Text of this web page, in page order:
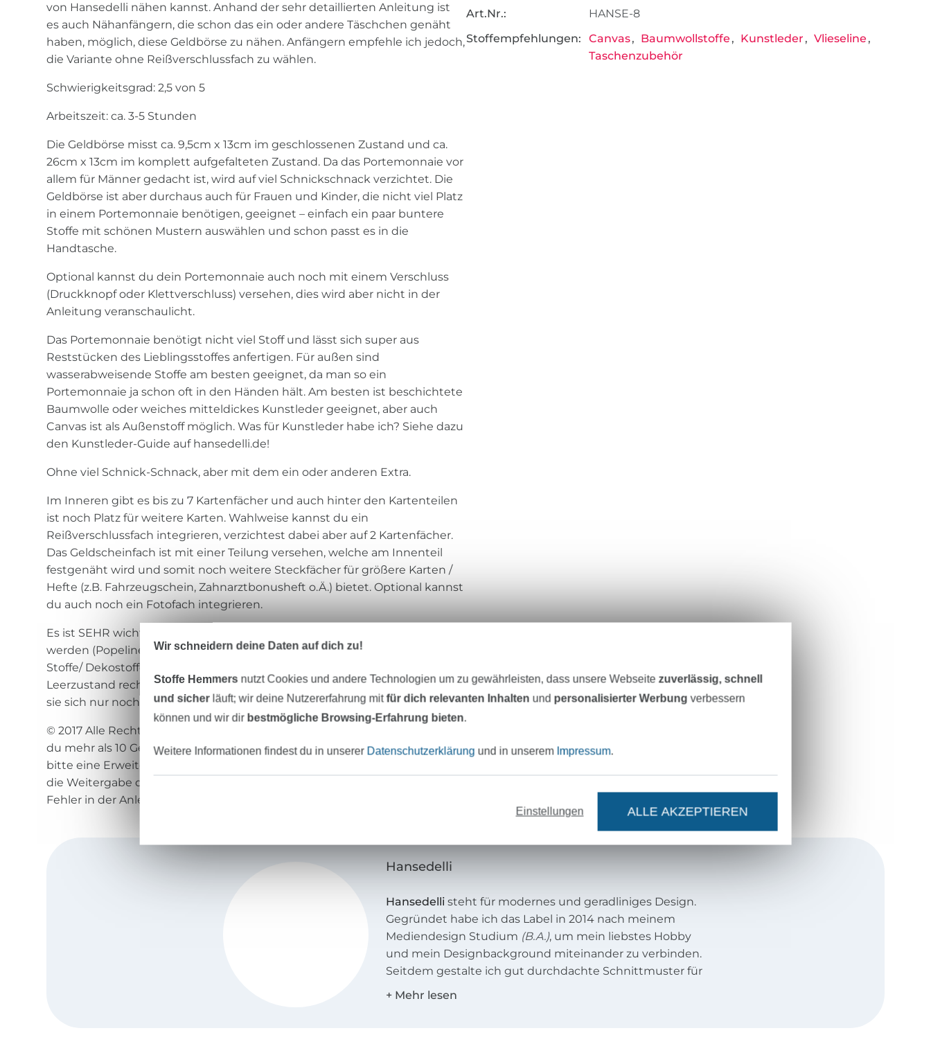
von Hansedelli nähen kannst. Anhand der sehr detaillierten Anleitung ist
es auch Nähanfängern, die schon das ein oder andere Täschchen genäht
haben, möglich, diese Geldbörse zu nähen. Anfängern empfehle ich jedoch,
die Variante ohne Reißverschlussfach zu wählen.
Schwierigkeitsgrad: 2,5 von 5
Arbeitszeit: ca. 3-5 Stunden
Die Geldbörse misst ca. 9,5cm x 13cm im geschlossenen Zustand und ca.
26cm x 13cm im komplett aufgefalteten Zustand. Da das Portemonnaie vor
allem für Männer gedacht ist, wird auf viel Schnickschnack verzichtet. Die
Geldbörse ist aber durchaus auch für Frauen und Kinder, die nicht viel Platz
in einem Portemonnaie benötigen, geeignet – einfach ein paar buntere
Stoffe mit schönen Mustern auswählen und schon passt es in die
Handtasche.
Optional kannst du dein Portemonnaie auch noch mit einem Verschluss
(Druckknopf oder Klettverschluss) versehen, dies wird aber nicht in der
Anleitung veranschaulicht.
Das Portemonnaie benötigt nicht viel Stoff und lässt sich super aus
Reststücken des Lieblingsstoffes anfertigen. Für außen sind
wasserabweisende Stoffe am besten geeignet, da man so ein
Portemonnaie ja schon oft in den Händen hält. Am besten ist beschichtete
Baumwolle oder weiches mitteldickes Kunstleder geeignet, aber auch
Canvas ist als Außenstoff möglich. Was für Kunstleder habe ich? Siehe dazu
den Kunstleder-Guide auf hansedelli.de!
Ohne viel Schnick-Schnack, aber mit dem ein oder anderen Extra.
Im Inneren gibt es bis zu 7 Kartenfächer und auch hinter den Kartenteilen
ist noch Platz für weitere Karten. Wahlweise kannst du ein
Reißverschlussfach integrieren, verzichtest dabei aber auf 2 Kartenfächer.
Das Geldscheinfach ist mit einer Teilung versehen, welche am Innenteil
festgenäht wird und somit noch weitere Steckfächer für größere Karten /
Hefte (z.B. Fahrzeugschein, Zahnarztbonusheft o.Ä.) bietet. Optional kannst
du auch noch ein Fotofach integrieren.
Es ist SEHR wichtig, dass für innen nur DÜNNE Baumwollstoffe verwendet
werden (Popeline o.Ä., max. 135g/qm)! Verwende für innen KEINE dickeren
Stoffe/ Dekostoffe und keinen Canvas, denn sonst ist die Börse schon im
Leerzustand recht dick und im gefüllten Zustand dann noch dicker, sodass
sie sich nur noch schwer schließen lässt.
© 2017 Alle Rechte dieser Anleitung liegen bei Lisa Kienzle - Hansedelli. Falls
du mehr als 10 Geldbörsen anfertigen und verkaufen möchtest, erwirb
bitte eine Erweiterungslizenz im Shop auf hansedelli.de Das Kopieren und
die Weitergabe der Anleitung und der Schnittteile ist NICHT gestattet. Für
Fehler in der Anleitung kann keine Haftung übernommen werden.
Art.Nr.:
HANSE-8
Stoffempfehlungen:
Canvas Baumwollstoffe Kunstleder
Vlieseline
Taschenzubehör
Hansedelli
Hansedelli steht für modernes und geradliniges Design.
Gegründet habe ich das Label in 2014 nach meinem
Mediendesign Studium (B.A.), um mein liebstes Hobby
und mein Designbackground miteinander zu verbinden.
Seitdem gestalte ich gut durchdachte Schnittmuster für
Taschen und Accessoires, von denen viele unisex
Wir schneidern deine Daten auf dich zu!
Stoffe Hemmers nutzt Cookies und andere Technologien um zu gewährleisten, dass unsere Webseitezuverlässig, schnell
und sicherläuft; wir deine Nutzererfahrung mitfür dich relevanten Inhalten und personalisierter Werbung verbessern
können und wir dir bestmögliche Browsing-Erfahrung bieten.
Weitere Informationen findest du in unserer Datenschutzerklärung und in unserem Impressum.
Einstellungen ALLE AKZEPTIEREN